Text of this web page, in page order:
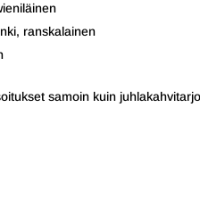
ranskalainen
samoin kuin